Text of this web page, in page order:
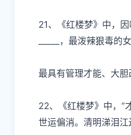
21、《红楼梦》中，
_____，最泼辣狠毒的
最具有管理才能、 ⼤胆
22、《红楼梦》中，“
世运偏消。清明涕泪